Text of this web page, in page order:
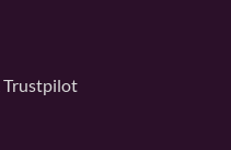
Trustpilot